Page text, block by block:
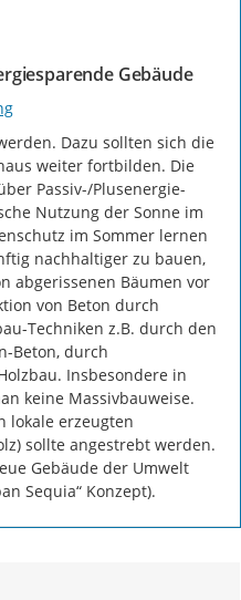
Gebäude
Dazu sollten sich die
weiter fortbilden. Die
Passiv-/Plusenergie-
Nutzung der Sonne im
im Sommer lernen
nachhaltiger zu bauen,
abgerissenen Bäumen vor
von Beton durch
Techniken z.B. durch den
Beton, durch
Insbesondere in
keine Massivbauweise.
lokale erzeugten
sollte angestrebt werden.
Gebäude der Umwelt
Sequia“ Konzept).